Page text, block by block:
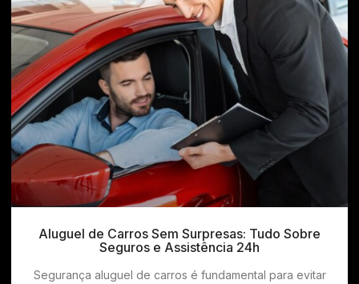
Aluguel de Carros Sem Surpresas: Tudo Sobre
Seguros e Assistência 24h
Segurança aluguel de carros é fundamental para evitar